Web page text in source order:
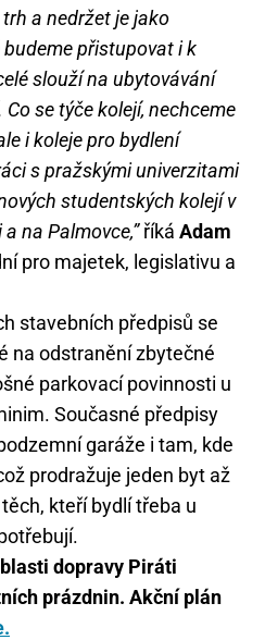
a nedržet je jako
přistupovat i k
slouží na ubytovávání
Co se týče kolejí, nechceme
i koleje pro bydlení
s pražskými univerzitami
studentských kolejí v
na Palmovce,”říká Adam
pro majetek, legislativu a
stavebních předpisů se
na odstranění zbytečné
parkovací povinnosti u
Současné předpisy
garáže i tam, kde
prodražuje jeden byt až
kteří bydlí třeba u
dopravy Piráti
prázdnin. Akční plán